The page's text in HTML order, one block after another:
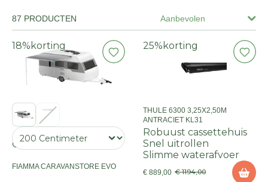
naar ons. Zo hoef je niet meer naar de winkel te komen voor het
invullen van papieren!
Download Klantinformatie formulier
Aanbevolen
87 PRODUCTEN
18% korting
Onze KEUZE
FIAMMA CARAVANSTORE EVO
25% korting
THULE 6300 3,25X2,50M
ANTRACIET KL31
Robuust cassettehuis
Snel uitrollen
Slimme waterafvoer
€ 889,00 € 1194,00